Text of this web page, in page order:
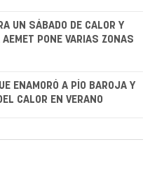
UN SÁBADO DE CALOR Y
PONE VARIAS ZONAS
ENAMORÓ A PÍO BAROJA Y
CALOR EN VERANO